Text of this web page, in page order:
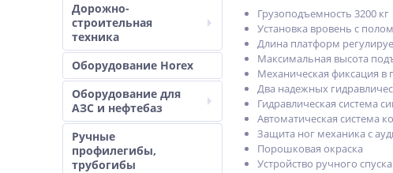
Дорожно-
строительная
техника
Оборудование Horex
Оборудование для
АЗС и нефтебаз
Ручные
профилегибы,
трубогибы
Грузоподъемность 3200 кг
Установка вровень с полом
Длина платформ
Максимальная высота
Механическая фиксация в
Два надежных
Гидравлическая система
Автоматическая система
Защита ног механика с
Порошковая окраска
Устройство ручного